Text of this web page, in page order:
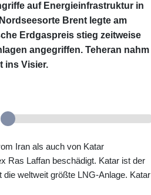
auf Energieinfrastruktur in
Brent legte am
Erdgaspreis stieg zeitweise
angegriffen. Teheran nahm
ins Visier.
Iran als auch von Katar
Ras Laffan beschädigt. Katar ist der
weltweit größte LNG-Anlage. Katar